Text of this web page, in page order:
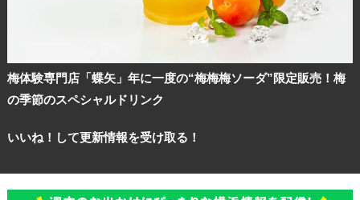
梅体験専門店「蝶矢」年に一度の“梅梅梅ソーダ”限定販売！梅
の季節のスペシャルドリンク
いいね！して更新情報を受け取る！